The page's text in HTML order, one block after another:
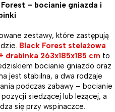
– bocianie gniazda i
zestawy, które zastępują
Black Forest stelażowa
drabinka 263x185x185 cm to
bocianie gniazdo oraz
jest stabilna, a dwa rodzaje
podczas zabawy – bocianie
siedzącej lub leżącej, a
się przy wspinaczce.